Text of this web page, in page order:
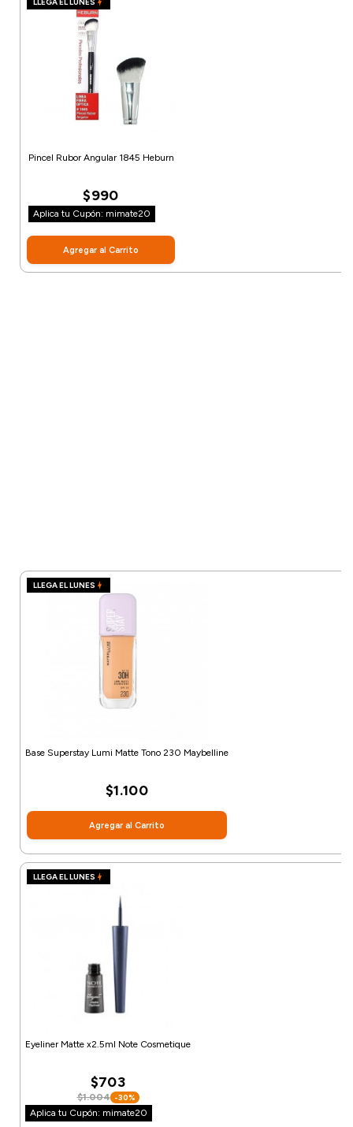
LLEGA EL LUNES
Pincel Rubor Angular 1845 Heburn
$990
Aplica tu Cupón: mimate20
Agregar al Carrito
LLEGA EL LUNES
Base Superstay Lumi Matte Tono 230 Maybelline
$1.100
Agregar al Carrito
LLEGA EL LUNES
Eyeliner Matte x2.5ml Note Cosmetique
$703
$1.004 -30%
Aplica tu Cupón: mimate20